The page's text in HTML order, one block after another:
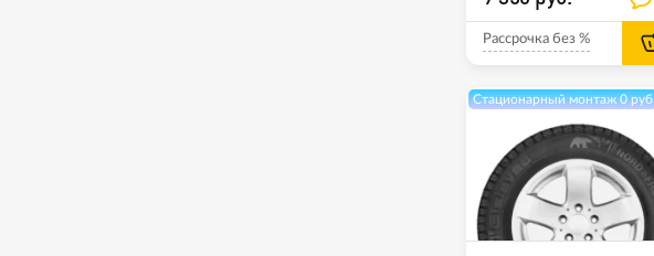
Рассрочка без %
Стационарный монтаж 0 руб